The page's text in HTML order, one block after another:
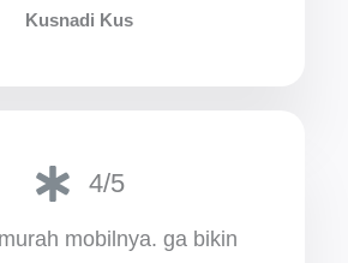
Kusnadi Kus
4/5
mobilnya. ga bikin